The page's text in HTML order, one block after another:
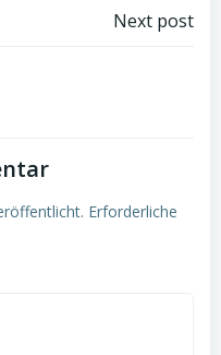
Next post
Erforderliche